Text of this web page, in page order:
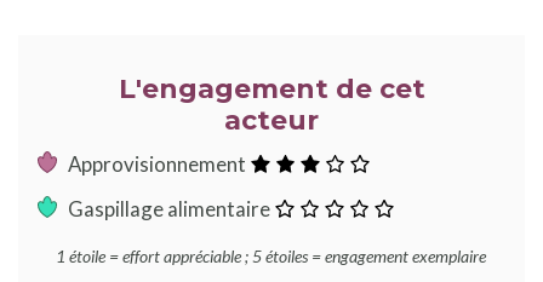
L'engagement de cet
acteur
Approvisionnement
étoiles
Gaspillage alimentaire
étoile
1 étoile = effort appréciable ; 5 étoiles = engagement exemplaire